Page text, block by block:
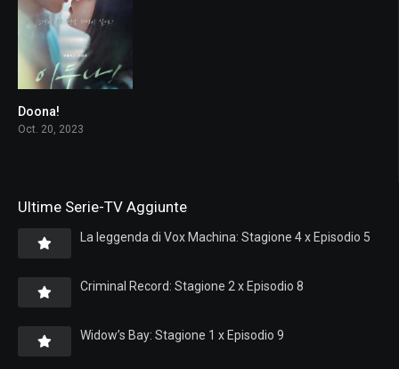
Doona!
Oct. 20, 2023
Ultime Serie-TV Aggiunte
La leggenda di Vox Machina: Stagione 4 x Episodio 5
Criminal Record: Stagione 2 x Episodio 8
Widow’s Bay: Stagione 1 x Episodio 9